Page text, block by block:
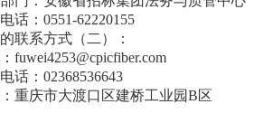
话： 0551-62220155
联系方式（二）：
fuwei4253@cpicfiber.com
话： 02368536643
重庆市大渡口区建桥工业园B区